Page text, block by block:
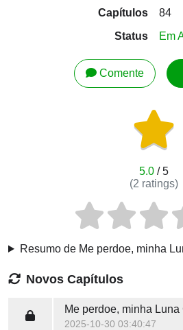
Capítulos
84
Status
Em
Comente
5.0/ 5
(2 ratings)
Resumo de Me perdoe, minha
Novos Capítulos
Me perdoe, minha Luna
2025-10-30 03:40:47